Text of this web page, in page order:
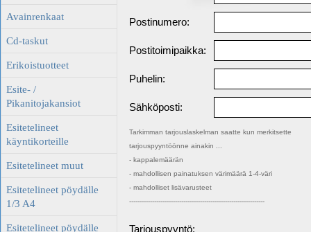
Avainrenkaat
Cd-taskut
Erikoistuotteet
Esite- /
Pikanitojakansiot
Esitetelineet
käyntikorteille
Esitetelineet muut
Esitetelineet pöydälle
1/3 A4
Esitetelineet pöydälle
Postinumero:
Postitoimipaikka:
Puhelin:
Sähköposti:
Tarkimman tarjouslaskelman saatte kun merkitsette
tarjouspyyntöönne ainakin ...
- kappalemäärän
- mahdollisen painatuksen värimäärä 1-4-väri
- mahdolliset lisävarusteet
-----------------------------------------------------------------
Tarjouspyyntö: